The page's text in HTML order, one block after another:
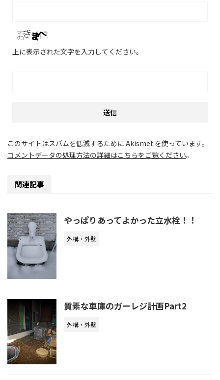
上に表示された文字を入力してください。
このサイトはスパムを低減するために Akismet を使っています。
コメントデータの処理方法の詳細はこちらをご覧ください。
関連記事
やっぱりあってよかった立水栓！！
外構・外壁
質素な車庫のガーレジ計画Part2
外構・外壁